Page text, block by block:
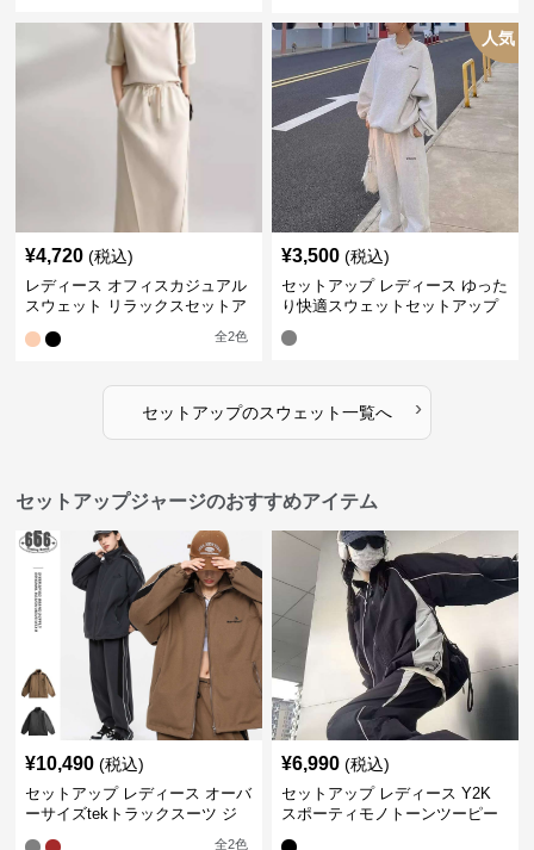
¥4,720 (税込)
レディース オフィスカジュアル
スウェット リラックスセットア
全2色
人気
¥3,500 (税込)
セットアップ レディース ゆった
り快適スウェットセットアップ
セットアップのスウェット一覧へ ›
セットアップジャージのおすすめアイテム
¥10,490 (税込)
セットアップ レディース オーバ
ーサイズtekトラックスーツ ジ
全2色
¥6,990 (税込)
セットアップ レディース Y2K
スポーティモノトーンツーピー